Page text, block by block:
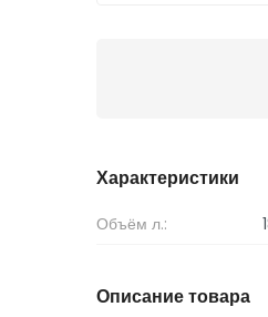
Характеристики
Объём л.:
Описание товара